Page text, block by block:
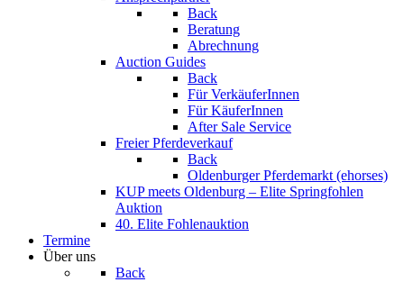
Back
Beratung
Abrechnung
Auction Guides
Back
Für VerkäuferInnen
Für KäuferInnen
After Sale Service
Freier Pferdeverkauf
Back
Oldenburger Pferdemarkt (ehorses)
KUP meets Oldenburg – Elite Springfohlen
Auktion
40. Elite Fohlenauktion
Termine
Über uns
Back